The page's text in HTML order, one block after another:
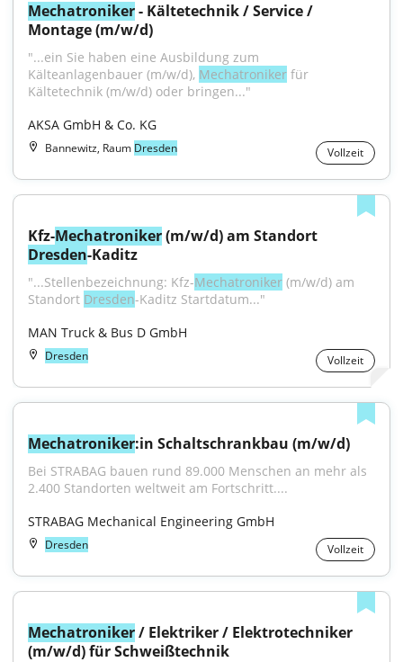
Mechatroniker - Kältetechnik / Service /
Montage (m/w/d)
"...ein Sie haben eine Ausbildung zum
Kälteanlagenbauer (m/w/d), Mechatroniker für
Kältetechnik (m/w/d) oder bringen..."
AKSA GmbH & Co. KG
Bannewitz, Raum Dresden Vollzeit
Kfz-Mechatroniker
Dresden-Kaditz
"...Stellenbezeichnung: Kfz-Mechatroniker (m/w/d) am
Standort Dresden-Kaditz Startdatum..."
MAN Truck & Bus D GmbH
Dresden Vollzeit
Mechatroniker:in Schaltschrankbau (m/w/d)
Bei STRABAG bauen rund 89.000 Menschen an mehr als
2.400 Standorten weltweit am Fortschritt....
STRABAG Mechanical Engineering GmbH
Dresden Vollzeit
Mechatroniker / Elektriker / Elektrotechniker
(m/w/d) für Schweißtechnik